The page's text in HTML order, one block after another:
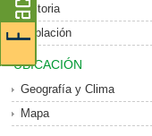
Historia
Población
UBICACIÓN
Geografía y Clima
Mapa